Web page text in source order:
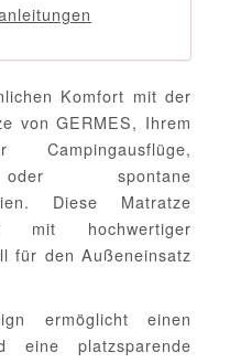
Komfort mit der
von GERMES, Ihrem
oder spontane
Diese Matratze
mit hochwertiger
für den Außeneinsatz
ermöglicht einen
eine platzsparende